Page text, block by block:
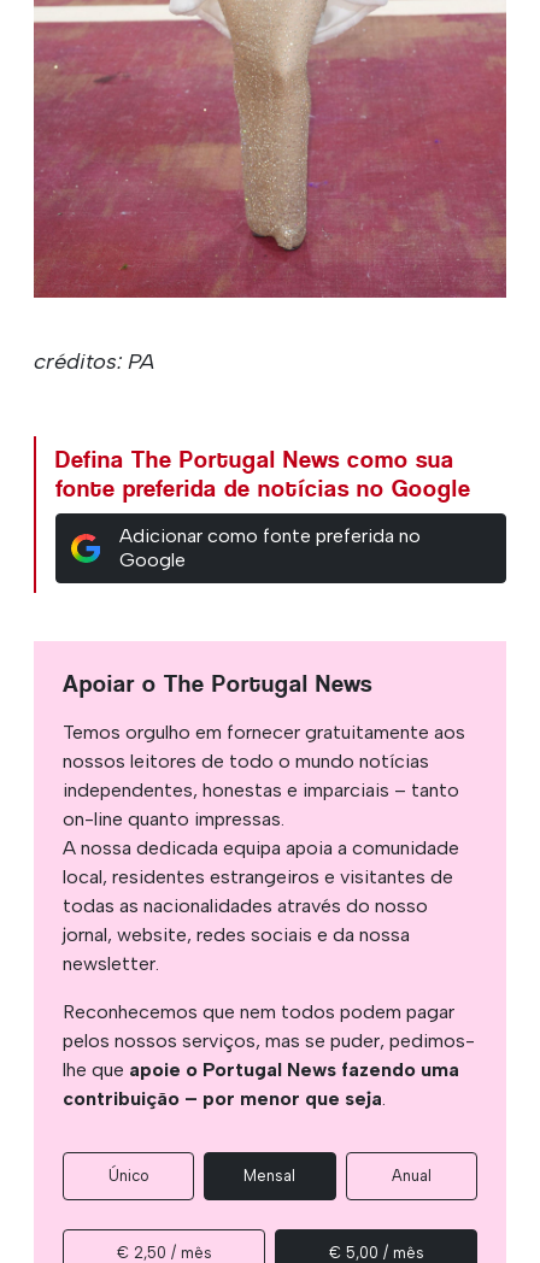
créditos: PA
Defina The Portugal News como sua
fonte preferida de notícias no Google
Adicionar como fonte preferida no
Google
Apoiar o The Portugal News
Temos orgulho em fornecer gratuitamente aos
nossos leitores de todo o mundo notícias
independentes, honestas e imparciais – tanto
on-line quanto impressas.
A nossa dedicada equipa apoia a comunidade
local, residentes estrangeiros e visitantes de
todas as nacionalidades através do nosso
jornal, website, redes sociais e da nossa
newsletter.
Reconhecemos que nem todos podem pagar
pelos nossos serviços, mas se puder, pedimos-
lhe que apoie o Portugal News fazendo uma
contribuição – por menor que seja.
Único Mensal Anual
€ 2,50 / mês € 5,00 / mês